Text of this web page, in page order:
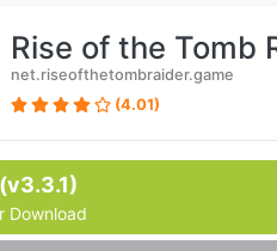
Rise of the Tomb
net.riseofthetombraider.game
(4.01)
Download